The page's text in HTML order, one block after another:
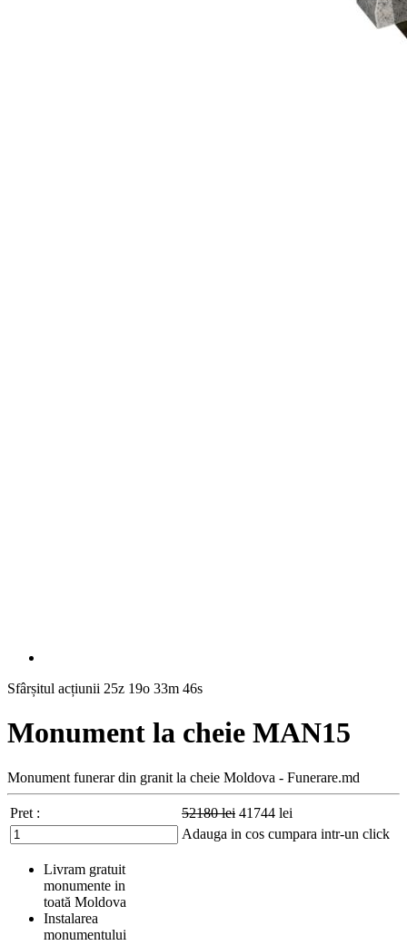
Sfârșitul acțiunii 25z 19o 33m 45s
Monument la cheie MAN15
Monument funerar din granit la cheie Moldova - Funerare.md
Pret : 52180lei 41744 lei
Adauga in cos cumpara intr-un click
Livram gratuit
monumente in
toată Moldova
Instalarea
monumentului